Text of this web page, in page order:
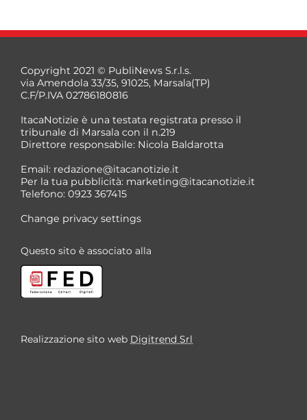
Copyright 2021 © PubliNews S.r.l.s.
via Amendola 33/35, 91025, Marsala(TP)
C.F/P.IVA 02786180816
ItacaNotizie è una testata registrata presso il
tribunale di Marsala con il n.219
Direttore responsabile: Nicola Baldarotta
Email: redazione@itacanotizie.it
Per la tua pubblicità: marketing@itacanotizie.it
Telefono: 0923 367415
Change privacy settings
Questo sito è associato alla
Realizzazione sito web Digitrend Srl